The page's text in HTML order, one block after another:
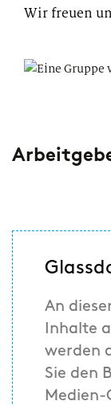
Wir freuen
An
Inhalte
werden
Sie den
Medien-